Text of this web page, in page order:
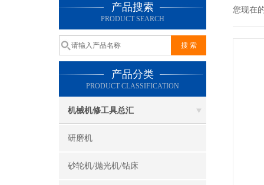
产品搜索
PRODUCT SEARCH
产品分类
PRODUCT CLASSIFICATION
机械机修工具总汇
研磨机
砂轮机/抛光机/钻床
您现在